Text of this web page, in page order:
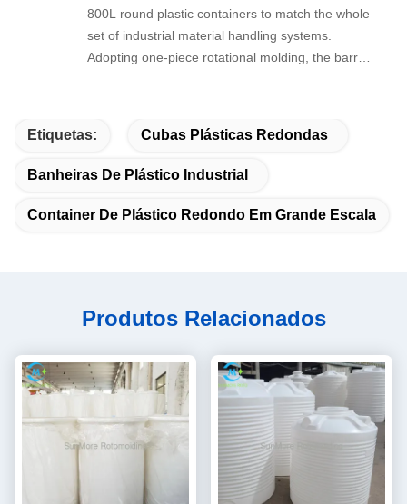
800L round plastic containers to match the whole
set of industrial material handling systems.
Adopting one-piece rotational molding, the barrel
production lines.
Etiquetas: Cubas Plásticas Redondas
Banheiras De Plástico Industrial
Container De Plástico Redondo Em Grande Escala
Produtos Relacionados